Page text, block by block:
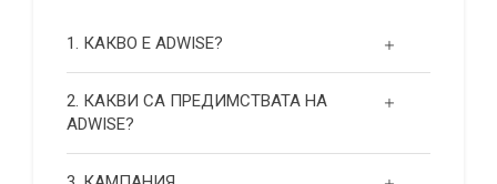
1. КАКВО Е ADWISE?
2. КАКВИ СА ПРЕДИМСТВАТА НА
ADWISE?